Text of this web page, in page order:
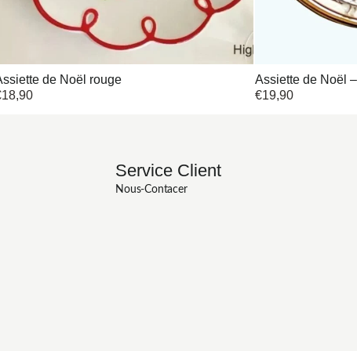
de Noël rouge
18,90
Assiette de Noël
€19,90
Service Client
Nous-Contacer